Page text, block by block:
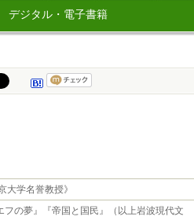
デジタル・電子書籍
大学名誉教授》
フの夢』『帝国と国民』（以上岩波現代文